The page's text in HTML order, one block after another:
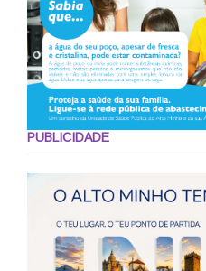
PUBLICIDADE